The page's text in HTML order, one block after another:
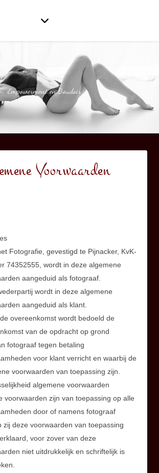
Empowerment en Boudoir
Voorwaarden
Fotografie, gevestigd te Pijnacker, KvK-
74352555, wordt in deze algemene
aangeduid als fotograaf.
wordt in deze algemene
aangeduid als klant.
overeenkomst wordt bedoeld de
van de opdracht op grond
fotograaf tegen betaling
voor klant verricht en waarbij de
voorwaarden van toepassing zijn.
algemene voorwaarden
voorwaarden zijn van toepassing op alle
door of namens fotograaf
zij deze voorwaarden van toepassing
voor zover van deze
niet uitdrukkelijk en schriftelijk is